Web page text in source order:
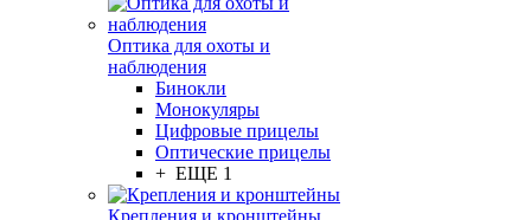
Оптика для охоты и
наблюдения
Бинокли
Монокуляры
Цифровые прицелы
Оптические прицелы
+ ЕЩЕ 1
Крепления и кронштейны